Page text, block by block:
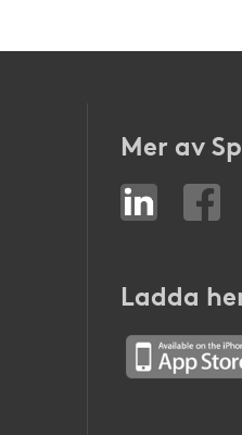
Mer av
Ladda